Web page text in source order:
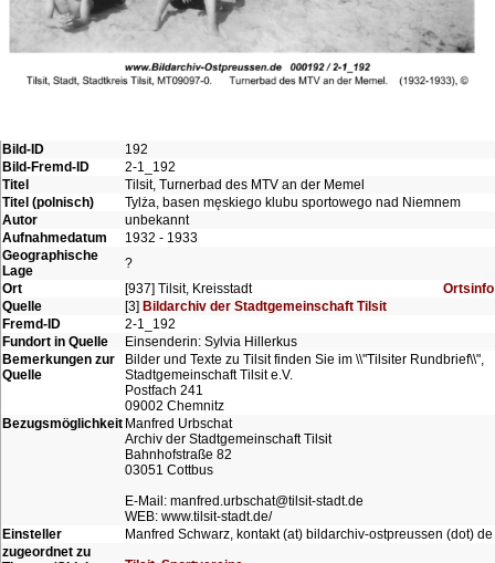
Bild-ID
192
Bild-Fremd-ID
2-1_192
Titel
Tilsit, Turnerbad des MTV an der Memel
Titel (polnisch)
Tylża, basen męskiego klubu sportowego nad Niemnem
Autor
unbekannt
Aufnahmedatum
1932 - 1933
Geographische
Lage
?
Ort
[937] Tilsit, Kreisstadt
Ortsinfo
Quelle
[3] Bildarchiv der Stadtgemeinschaft Tilsit
Fremd-ID
2-1_192
Fundort in Quelle
Einsenderin: Sylvia Hillerkus
Bemerkungen zur
Quelle
Bilder und Texte zu Tilsit finden Sie im \\"Tilsiter Rundbrief\\",
Stadtgemeinschaft Tilsit e.V.
Postfach 241
09002 Chemnitz
Bezugsmöglichkeit Manfred Urbschat
Archiv der Stadtgemeinschaft Tilsit
Bahnhofstraße 82
03051 Cottbus
E-Mail: manfred.urbschat@tilsit-stadt.de
WEB: www.tilsit-stadt.de/
Einsteller
Manfred Schwarz, kontakt (at) bildarchiv-ostpreussen (dot) de
zugeordnet zu